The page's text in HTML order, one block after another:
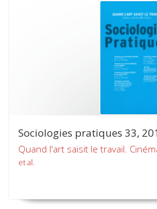
Sociologies pratiques 33,
Quand l'art saisit le travail.
et al.